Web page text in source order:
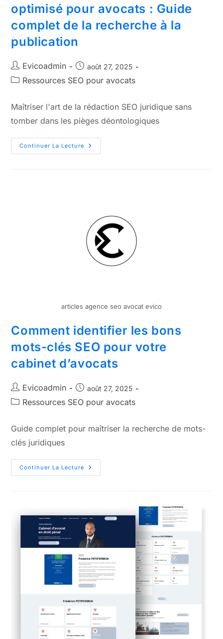
optimisé pour avocats : Guide
complet de la recherche à la
publication
Evicoadmin août 27, 2025
Ressources SEO pour avocats
Maîtriser l'art de la rédaction SEO juridique sans
tomber dans les pièges déontologiques
Continuer La Lecture
articles agence seo avocat evico
Comment identifier les bons
mots-clés SEO pour votre
cabinet d’avocats
Evicoadmin août 27, 2025
Ressources SEO pour avocats
Guide complet pour maîtriser la recherche de mots-
clés juridiques
Continuer La Lecture